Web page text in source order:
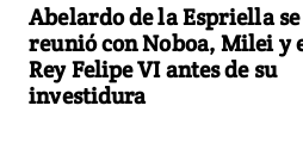
Abelardo de la Espriella se
reunió con Noboa, Milei y
Rey Felipe VI antes de su
investidura